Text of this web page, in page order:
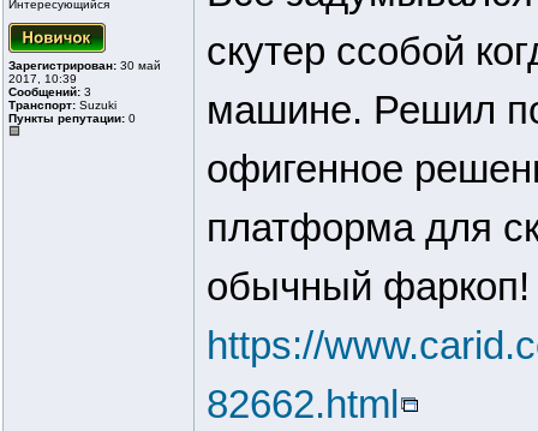
Интересующийся
Зарегистрирован: 30 май
2017, 10:39
Сообщений: 3
Транспорт: Suzuki
Пункты репутации: 0
скутер ссобой
машине. Решил
офигенное
платформа для
обычный фаркоп!
https://
82662.html